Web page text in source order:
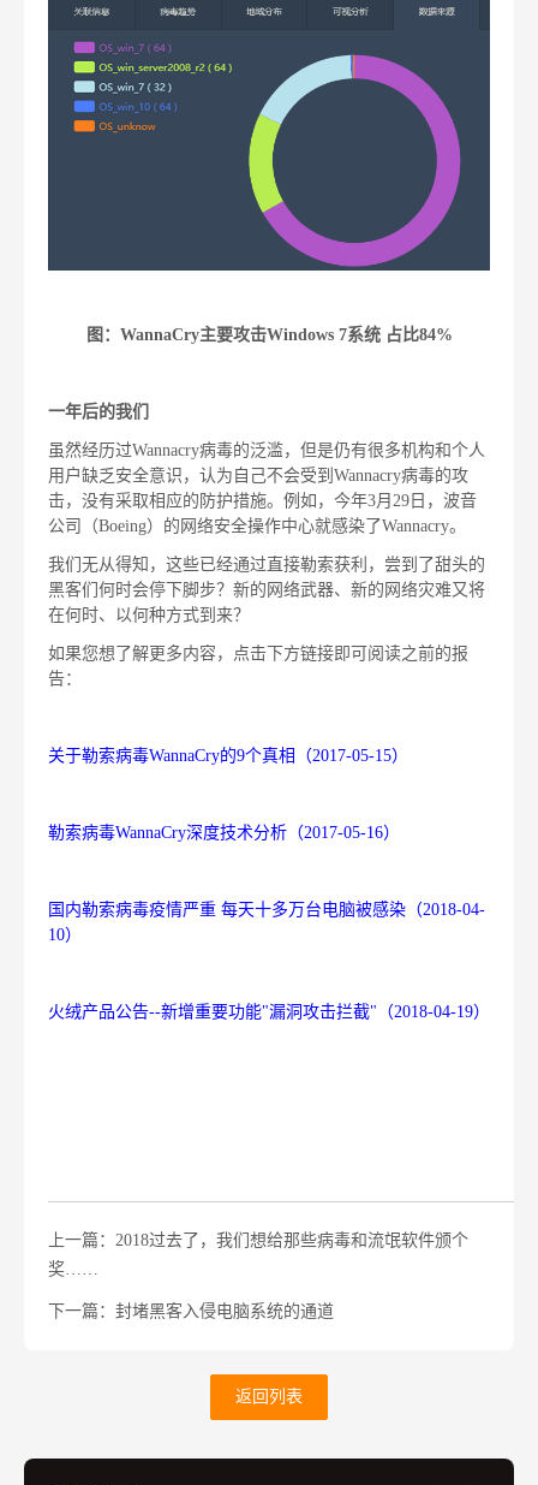
图：WannaCry主要攻击Windows 7系统 占比84%
一年后的我们
虽然经历过Wannacry病毒的泛滥，但是仍有很多机构和个人
用户缺乏安全意识，认为自己不会受到Wannacry病毒的攻
击，没有采取相应的防护措施。例如，今年3月29日，波音
公司（Boeing）的网络安全操作中心就感染了Wannacry。
我们无从得知，这些已经通过直接勒索获利，尝到了甜头的
黑客们何时会停下脚步？新的网络武器、新的网络灾难又将
在何时、以何种方式到来？
如果您想了解更多内容，点击下方链接即可阅读之前的报
告：
关于勒索病毒WannaCry的9个真相（2017-05-15）
勒索病毒WannaCry深度技术分析（2017-05-16）
国内勒索病毒疫情严重 每天十多万台电脑被感染（2018-04-
10）
火绒产品公告--新增重要功能"漏洞攻击拦截"（2018-04-19）
上一篇：2018过去了，我们想给那些病毒和流氓软件颁个
奖……
下一篇：封堵黑客入侵电脑系统的通道
返回列表